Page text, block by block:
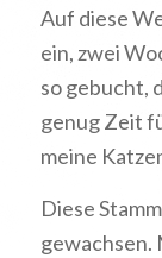
Auf diese
ein, zwei
so gebucht,
genug Zeit
meine
Diese
gewachsen.